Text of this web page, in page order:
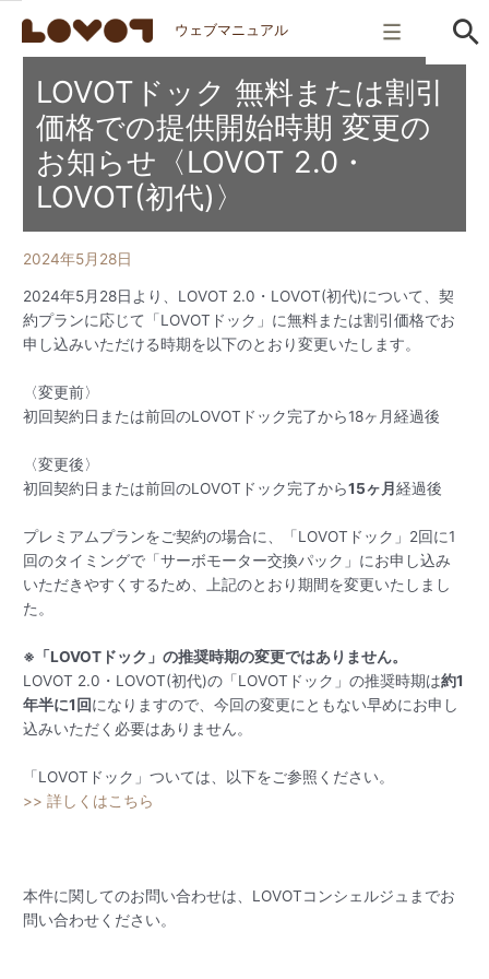
ウェブマニュアル
LOVOTドック 無料または割引
価格での提供開始時期 変更の
お知らせ〈LOVOT 2.0・
LOVOT(初代)〉
2024年5月28日
2024年5月28日より、LOVOT 2.0・LOVOT(初代)について、契
約プランに応じて「LOVOTドック」に無料または割引価格でお
申し込みいただける時期を以下のとおり変更いたします。
〈変更前〉
初回契約日または前回のLOVOTドック完了から18ヶ月経過後
〈変更後〉
初回契約日または前回のLOVOTドック完了から15ヶ月経過後
プレミアムプランをご契約の場合に、「LOVOTドック」2回に1
回のタイミングで「サーボモーター交換パック」にお申し込み
いただきやすくするため、上記のとおり期間を変更いたしまし
た。
※「LOVOTドック」の推奨時期の変更ではありません。
LOVOT 2.0・LOVOT(初代)の「LOVOTドック」の推奨時期は約1
年半に1回になりますので、今回の変更にともない早めにお申し
込みいただく必要はありません。
「LOVOTドック」ついては、以下をご参照ください。
>> 詳しくはこちら
本件に関してのお問い合わせは、LOVOTコンシェルジュまでお
問い合わせください。